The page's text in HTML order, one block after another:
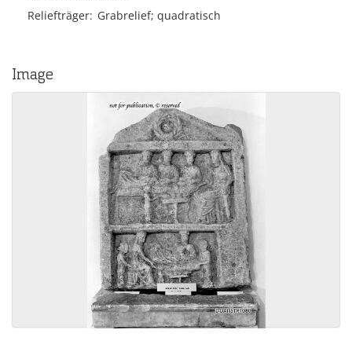
Reliefträger Grabrelief; quadratisch
Image